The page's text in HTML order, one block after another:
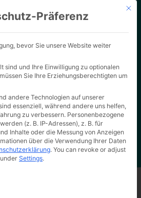
solutions
the high quality of our work.
Mit
Präferenz
bevor Sie unsere Website weiter
sind und Ihre Einwilligung zu optionalen
Sie Ihre Erziehungsberechtigten um
andere Technologien auf unserer
essenziell, während andere uns helfen,
zu verbessern. Personenbezogene
(z. B. IP-Adressen), z. B. für
Inhalte oder die Messung von Anzeigen
über die Verwendung Ihrer Daten
. You can revoke or adjust
Settings.
Service-Gruppen, für die eine